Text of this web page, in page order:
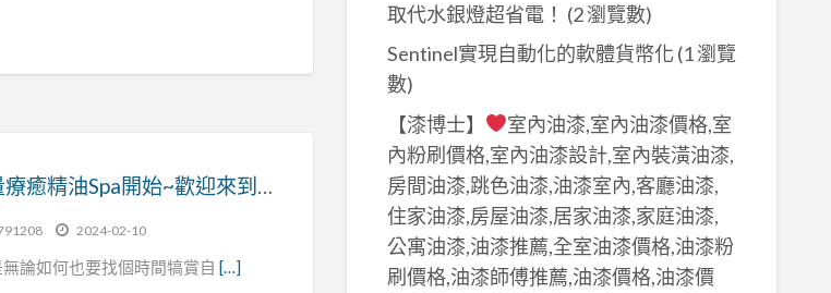
美好的一天~就從能量療癒精油Spa開始~歡迎來到香緹薇SPA香氛美學館~
2024-02-10
論如何也要找個時間犒賞自 […]
取代水銀燈超省電！ (2 瀏覽數)
Sentinel實現自動化的軟體貨幣化 (1 瀏覽
數)
【漆博士】
室內油漆,室內油漆價格,室
內粉刷價格,室內油漆設計,室內裝潢油漆,
房間油漆,跳色油漆,油漆室內,客廳油漆,
住家油漆,房屋油漆,居家油漆,家庭油漆,
公寓油漆,油漆推薦,全室油漆價格,油漆粉
刷價格,油漆師傅推薦,油漆價格,油漆價